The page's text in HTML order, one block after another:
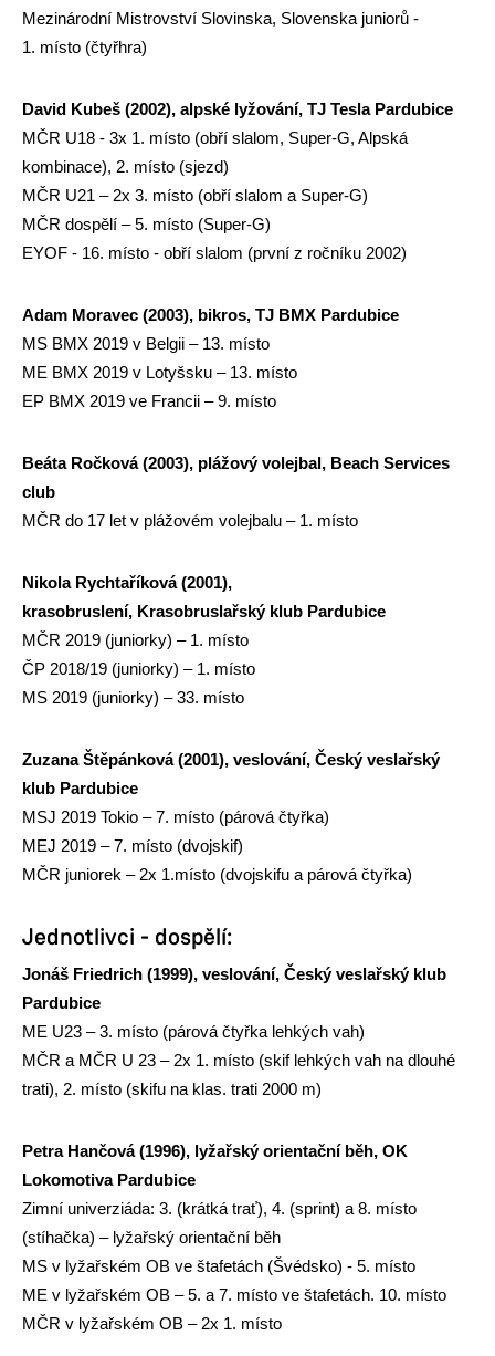
Mezinárodní Mistrovství Slovinska, Slovenska juniorů -
1. místo (čtyřhra)
David Kubeš (2002), alpské lyžování, TJ Tesla Pardubice
MČR U18 - 3x 1. místo (obří slalom, Super-G, Alpská
kombinace), 2. místo (sjezd)
MČR U21 – 2x 3. místo (obří slalom a Super-G)
MČR dospělí – 5. místo (Super-G)
EYOF - 16. místo - obří slalom (první z ročníku 2002)
Adam Moravec (2003), bikros, TJ BMX Pardubice
MS BMX 2019 v Belgii – 13. místo
ME BMX 2019 v Lotyšsku – 13. místo
EP BMX 2019 ve Francii – 9. místo
Beáta Ročková (2003), plážový volejbal, Beach Services
club
MČR do 17 let v plážovém volejbalu – 1. místo
Nikola Rychtaříková (2001),
krasobruslení, Krasobruslařský klub Pardubice
MČR 2019 (juniorky) – 1. místo
ČP 2018/19 (juniorky) – 1. místo
MS 2019 (juniorky) – 33. místo
Zuzana Štěpánková (2001), veslování, Český veslařský
klub Pardubice
MSJ 2019 Tokio – 7. místo (párová čtyřka)
MEJ 2019 – 7. místo (dvojskif)
MČR juniorek – 2x 1.místo (dvojskifu a párová čtyřka)
Jednotlivci - dospělí:
Jonáš Friedrich (1999), veslování, Český veslařský klub
Pardubice
ME U23 – 3. místo (párová čtyřka lehkých vah)
MČR a MČR U 23 – 2x 1. místo (skif lehkých vah na dlouhé
trati), 2. místo (skifu na klas. trati 2000 m)
Petra Hančová (1996), lyžařský orientační běh, OK
Lokomotiva Pardubice
Zimní univerziáda: 3. (krátká trať), 4. (sprint) a 8. místo
(stíhačka) – lyžařský orientační běh
MS v lyžařském OB ve štafetách (Švédsko) - 5. místo
ME v lyžařském OB – 5. a 7. místo ve štafetách. 10. místo
MČR v lyžařském OB – 2x 1. místo